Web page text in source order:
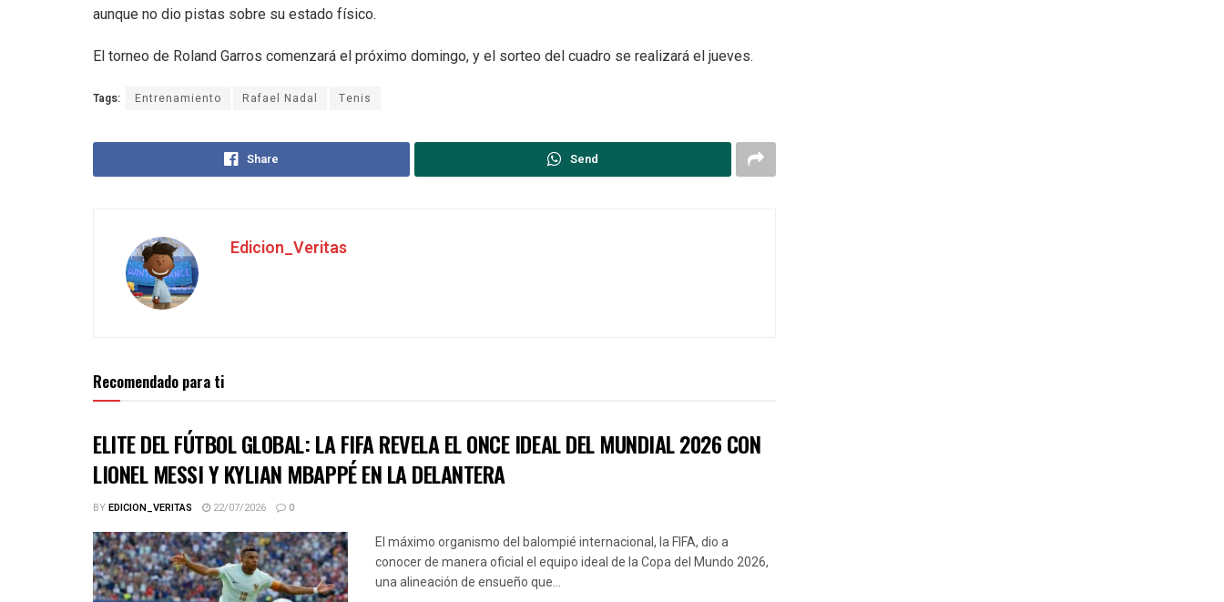
aunque no dio pistas sobre su estado físico.
El torneo de Roland Garros comenzará el próximo domingo, y el sorteo del cuadro se realizará el jueves.
Tags: Entrenamiento Rafael Nadal Tenis
Share Send
Edicion_Veritas
Recomendado para ti
ELITE DEL FÚTBOL GLOBAL: LA FIFA REVELA EL ONCE IDEAL DEL MUNDIAL 2026 CON
LIONEL MESSI Y KYLIAN MBAPPÉ EN LA DELANTERA
BYEDICION_VERITAS 22/07/2026 0
El máximo organismo del balompié internacional, la FIFA, dio a
conocer de manera oficial el equipo ideal de la Copa del Mundo 2026,
una alineación de ensueño que...